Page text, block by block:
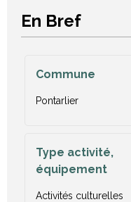
En Bref
Commune
Pontarlier
Type activité,
équipement
Activités culturelles